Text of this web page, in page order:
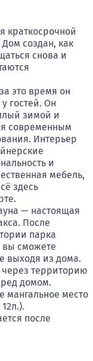
краткосрочной
создан, как
снова и
это время он
гостей. Он
зимой и
современным
Интерьер
и
мебель,
здесь
— настоящая
После
парка
вы сможете
выходя из дома.
территорию
домом.
мангальное место
после